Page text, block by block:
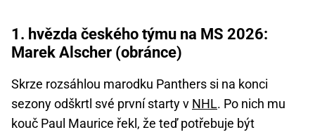
1. hvězda českého týmu na MS 2026:
Marek Alscher (obránce)
Skrze rozsáhlou marodku Panthers si na konci
sezony odškrtl své první starty v NHL. Po nich mu
kouč Paul Maurice řekl, že teď potřebuje být